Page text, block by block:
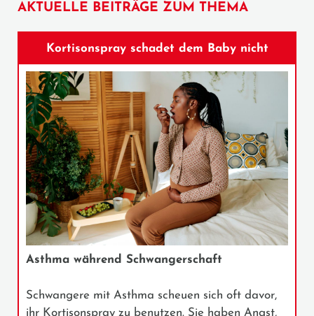
AKTUELLE BEITRÄGE ZUM THEMA
Kortisonspray schadet dem Baby nicht
Asthma während Schwangerschaft
Schwangere mit Asthma scheuen sich oft davor,
ihr Kortisonspray zu benutzen. Sie haben Angst,